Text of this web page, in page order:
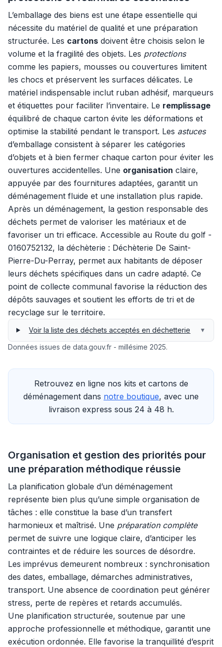
L’emballage des biens est une étape essentielle qui
nécessite du matériel de qualité et une préparation
structurée. Les cartons doivent être choisis selon le
volume et la fragilité des objets. Les protections
comme les papiers, mousses ou couvertures limitent
les chocs et préservent les surfaces délicates. Le
matériel indispensable inclut ruban adhésif, marqueurs
et étiquettes pour faciliter l’inventaire. Le remplissage
équilibré de chaque carton évite les déformations et
optimise la stabilité pendant le transport. Les astuces
d’emballage consistent à séparer les catégories
d’objets et à bien fermer chaque carton pour éviter les
ouvertures accidentelles. Une organisation claire,
appuyée par des fournitures adaptées, garantit un
déménagement fluide et une installation plus rapide.
Après un déménagement, la gestion responsable des
déchets permet de valoriser les matériaux et de
favoriser un tri efficace. Accessible au Route du golf -
0160752132, la déchèterie : Déchèterie De Saint-
Pierre-Du-Perray, permet aux habitants de déposer
leurs déchets spécifiques dans un cadre adapté. Ce
point de collecte communal favorise la réduction des
dépôts sauvages et soutient les efforts de tri et de
recyclage sur le territoire.
Voir la liste des déchets acceptés en déchetterie ▼
Données issues de data.gouv.fr - millésime 2025.
Retrouvez en ligne nos kits et cartons de
déménagement dans notre boutique, avec une
livraison express sous 24 à 48 h.
Organisation et gestion des priorités pour
une préparation méthodique réussie
La planification globale d’un déménagement
représente bien plus qu’une simple organisation de
tâches : elle constitue la base d’un transfert
harmonieux et maîtrisé. Une préparation complète
permet de suivre une logique claire, d’anticiper les
contraintes et de réduire les sources de désordre.
Les imprévus demeurent nombreux : synchronisation
des dates, emballage, démarches administratives,
transport. Une absence de coordination peut générer
stress, perte de repères et retards accumulés.
Une planification structurée, soutenue par une
approche professionnelle et méthodique, garantit une
exécution ordonnée. Elle favorise la tranquillité d’esprit